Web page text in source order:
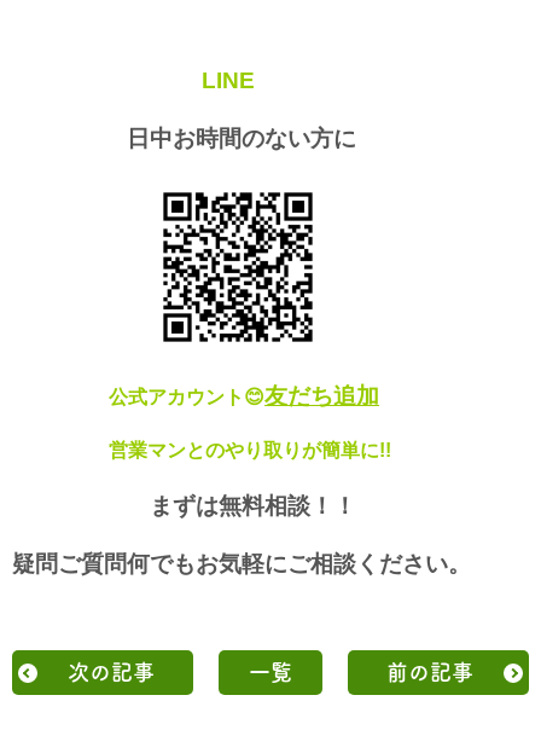
LINE
日中お時間のない方に
公式アカウント😊友だち追加
営業マンとのやり取りが簡単に!!
まずは無料相談！！
疑問ご質問何でもお気軽にご相談ください。
次の記事 一覧 前の記事